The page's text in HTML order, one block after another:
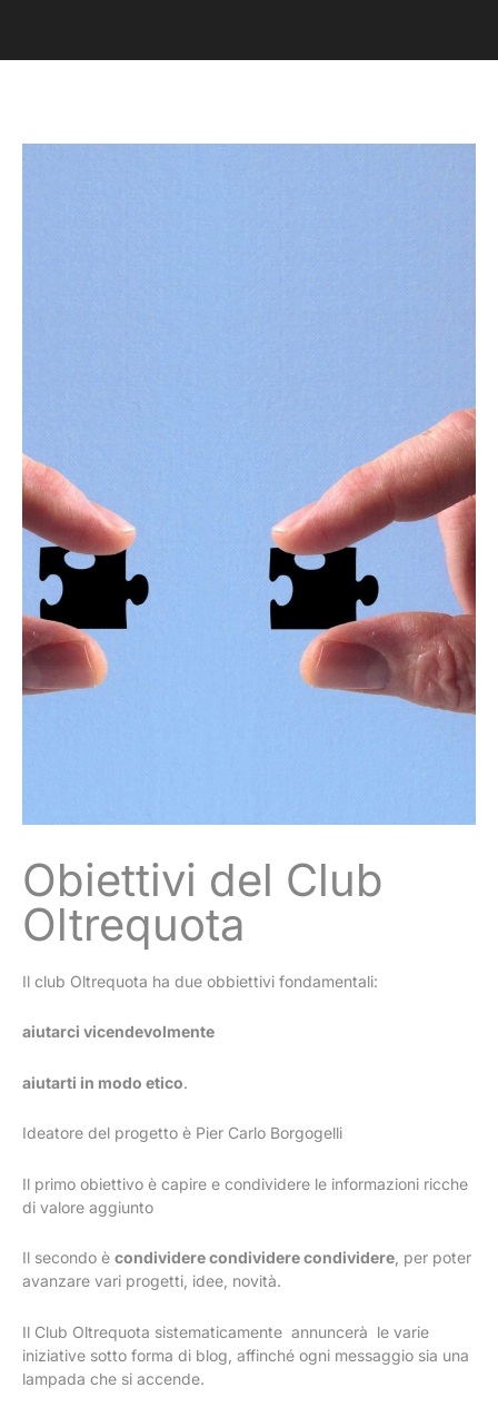
Obiettivi del Club
Oltrequota
Il club Oltrequota ha due obbiettivi fondamentali:
aiutarci vicendevolmente
aiutarti in modo etico.
Ideatore del progetto è Pier Carlo Borgogelli
Il primo obiettivo è capire e condividere le informazioni ricche
di valore aggiunto
Il secondo è condividere condividere condividere, per poter
avanzare vari progetti, idee, novità.
Il Club Oltrequota sistematicamente annuncerà le varie
iniziative sotto forma di blog, affinché ogni messaggio sia una
lampada che si accende.